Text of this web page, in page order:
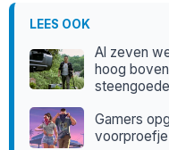
LEES OOK
Al zeven
hoog
Gamers